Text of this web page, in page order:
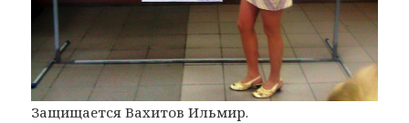
Защищается Вахитов Ильмир.